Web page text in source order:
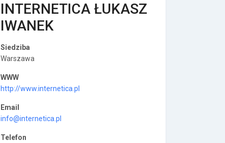
INTЕRNЕTICA ŁUKASZ
IWANЕK
Siedziba
Warszawa
WWW
http://www.internetica.pl
Email
info@internetica.pl
Telefon